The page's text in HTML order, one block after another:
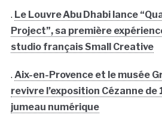
. Le Louvre Abu Dhabi lance
Project”, sa première
studio français Small Creative
. Aix-en-Provence et le musée
revivre l’exposition Cézanne de
jumeau numérique